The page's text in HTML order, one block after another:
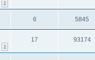
2
6 5845
2
17 93174